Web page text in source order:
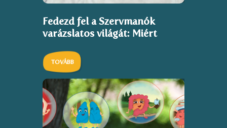
Fedezd fel a Szervmanók
varázslatos világát: Miért
könyveket?
TOVÁBB